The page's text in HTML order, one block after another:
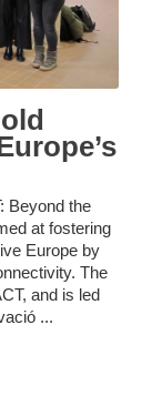
Beyond the
at fostering
Europe by
The
and is led
...